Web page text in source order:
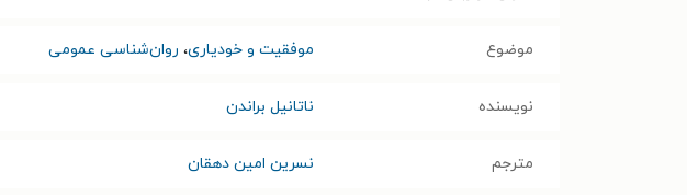
موضوع موفقیت و خودیاری، روان‌شناسی عمومی
نویسنده ناتانیل براندن
مترجم نسرین امین دهقان